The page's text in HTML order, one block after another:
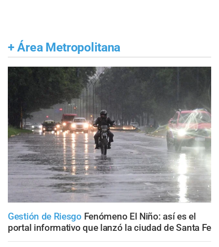
+ Área Metropolitana
Gestión de Riesgo Fenómeno El Niño: así es el
portal informativo que lanzó la ciudad de Santa Fe